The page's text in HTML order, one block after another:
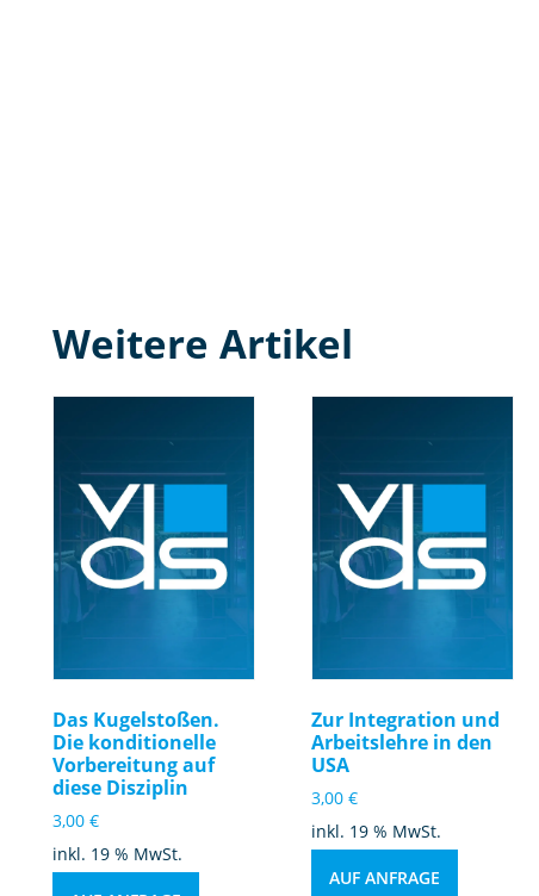
Weitere Artikel
Das Kugelstoßen.
Die konditionelle
Vorbereitung auf
diese Disziplin
3,00 €
inkl. 19 % MwSt.
Zur Integration und
Arbeitslehre in den
USA
3,00€
inkl. 19 % MwSt.
AUF ANFRAGE